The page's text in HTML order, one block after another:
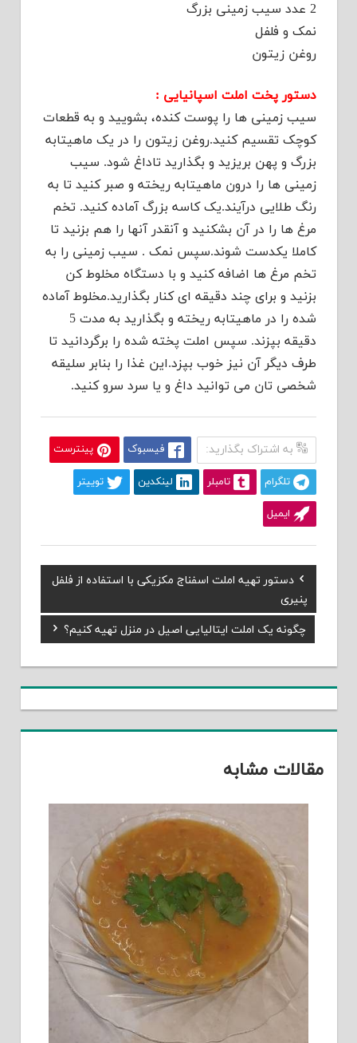
2 عدد سیب زمینی بزرگ
نمک و فلفل
روغن زیتون
دستور پخت املت اسپانیایی :
سیب زمینی ها را پوست کنده، بشویید و به قطعات
کوچک تقسیم کنید.روغن زیتون را در یک ماهیتابه
بزرگ و پهن بریزید و بگذارید تاداغ شود. سیب
زمینی ها را درون ماهیتابه ریخته و صبر کنید تا به
رنگ طلایی درآیند.یک کاسه بزرگ آماده کنید. تخم
مرغ ها را در آن بشکنید و آنقدر آنها را هم بزنید تا
کاملا یکدست شوند.سپس نمک . سیب زمینی را به
تخم مرغ ها اضافه کنید و با دستگاه مخلوط کن
بزنید و برای چند دقیقه ای کنار بگذارید.مخلوط آماده
شده را در ماهیتابه ریخته و بگذارید به مدت 5
دقیقه بپزند. سپس املت پخته شده را برگردانید تا
طرف دیگر آن نیز خوب بپزد.این غذا را بنابر سلیقه
شخصی تان می توانید داغ و یا سرد سرو کنید.
به اشتراک بگذارید: فیسبوک پینترست
تلگرام تامبلر لینکدین توییتر
ایمیل
راهبری
نوشته
Previous
Post:
دستور تهیه املت اسفناج مکزیکی با استفاده از فلفل
پنیری
Next
Post:
چگونه یک املت ایتالیایی اصیل در منزل تهیه کنیم؟
مقالات مشابه